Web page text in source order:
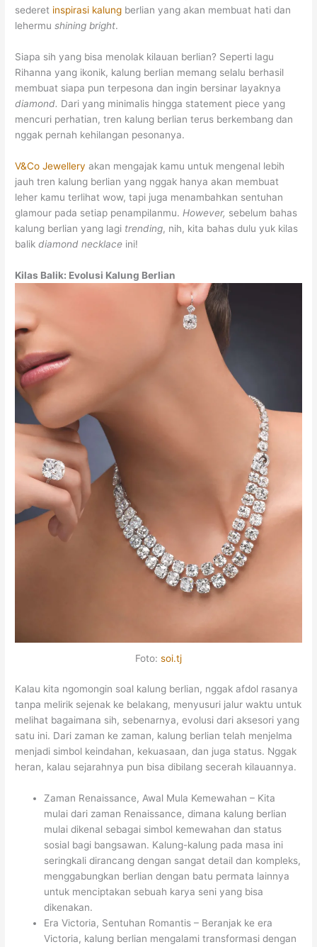
sederet inspirasi kalung berlian yang akan membuat hati dan
lehermushining bright.
Siapa sih yang bisa menolak kilauan berlian? Seperti lagu
Rihanna yang ikonik, kalung berlian memang selalu berhasil
membuat siapa pun terpesona dan ingin bersinar layaknya
diamond. Dari yang minimalis hingga statement piece yang
mencuri perhatian, tren kalung berlian terus berkembang dan
nggak pernah kehilangan pesonanya.
V&Co Jewellery akan mengajak kamu untuk mengenal lebih
jauh tren kalung berlian yang nggak hanya akan membuat
leher kamu terlihat wow, tapi juga menambahkan sentuhan
glamour pada setiap penampilanmu. However, sebelum bahas
kalung berlian yang lagi trending, nih, kita bahas dulu yuk kilas
balikdiamond necklace ini!
Kilas Balik: Evolusi Kalung Berlian
Foto: soi.tj
Kalau kita ngomongin soal kalung berlian, nggak afdol rasanya
tanpa melirik sejenak ke belakang, menyusuri jalur waktu untuk
melihat bagaimana sih, sebenarnya, evolusi dari aksesori yang
satu ini. Dari zaman ke zaman, kalung berlian telah menjelma
menjadi simbol keindahan, kekuasaan, dan juga status. Nggak
heran, kalau sejarahnya pun bisa dibilang secerah kilauannya.
Zaman Renaissance, Awal Mula Kemewahan – Kita
mulai dari zaman Renaissance, dimana kalung berlian
mulai dikenal sebagai simbol kemewahan dan status
sosial bagi bangsawan. Kalung-kalung pada masa ini
seringkali dirancang dengan sangat detail dan kompleks,
menggabungkan berlian dengan batu permata lainnya
untuk menciptakan sebuah karya seni yang bisa
dikenakan.
Era Victoria, Sentuhan Romantis – Beranjak ke era
Victoria, kalung berlian mengalami transformasi dengan